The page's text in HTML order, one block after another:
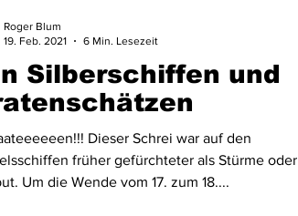
Silberschiffen und
Dieser Schrei war auf den
früher gefürchteter als Stürme oder
Um die Wende vom 17. zum 18....
Roger Blum
19. Feb. 2021
6 Min. Lesezeit